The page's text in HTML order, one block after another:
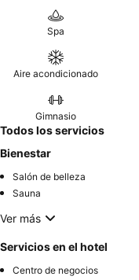
Spa
Aire acondicionado
Gimnasio
Todos los servicios
Bienestar
Salón de belleza
Sauna
Ver más
Servicios en el hotel
Centro de negocios